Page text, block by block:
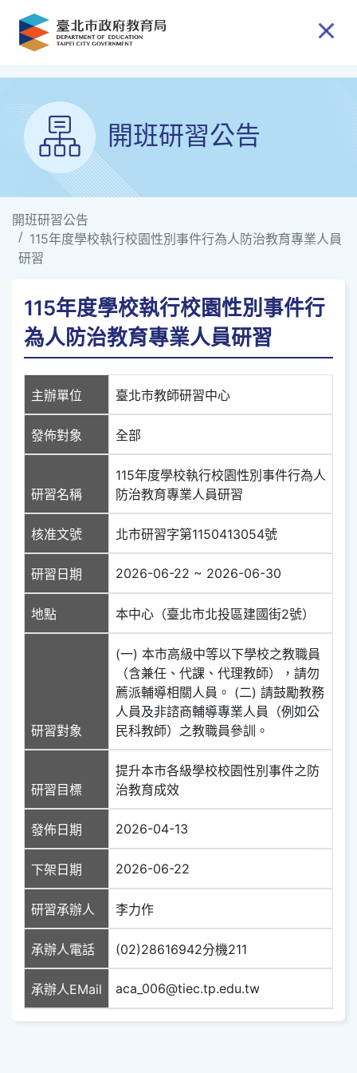
跳到主要內容
開班研習公告
開班研習公告
115年度學校執行校園性別事件行為人防治教育專業人員
研習
115年度學校執行校園性別事件行
為人防治教育專業人員研習
主辦單位 臺北市教師研習中心
發佈對象 全部
研習名稱
115年度學校執行校園性別事件行為人
防治教育專業人員研習
核准文號 北市研習字第1150413054號
研習日期 2026-06-22 ~ 2026-06-30
地點 本中心（臺北市北投區建國街2號）
研習對象
(一) 本市高級中等以下學校之教職員
（含兼任、代課、代理教師），請勿
薦派輔導相關人員。 (二) 請鼓勵教務
人員及非諮商輔導專業人員（例如公
民科教師）之教職員參訓。
研習目標
提升本市各級學校校園性別事件之防
治教育成效
發佈日期 2026-04-13
下架日期 2026-06-22
研習承辦人 李力作
承辦人電話 (02)28616942分機211
承辦人EMail aca_006@tiec.tp.edu.tw